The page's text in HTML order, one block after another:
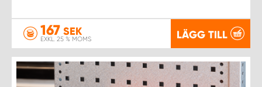
167 SEK
EXKL. 25 % MOMS LÄGG TILL